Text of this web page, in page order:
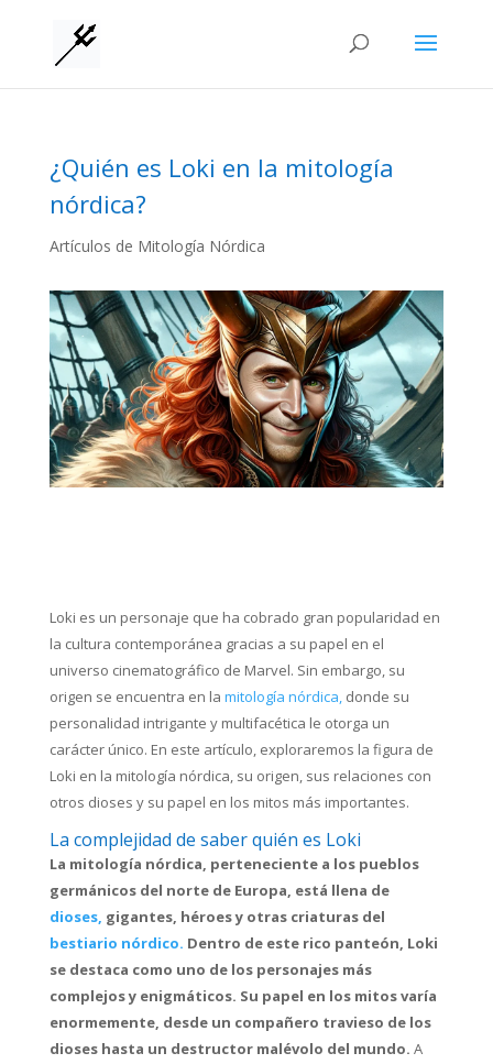
¿Quién es Loki en la mitología
nórdica?
Artículos de Mitología Nórdica
Loki es un personaje que ha cobrado gran popularidad en
la cultura contemporánea gracias a su papel en el
universo cinematográfico de Marvel. Sin embargo, su
origen se encuentra en la mitología nórdica,donde su
personalidad intrigante y multifacética le otorga un
carácter único. En este artículo, exploraremos la figura de
Loki en la mitología nórdica, su origen, sus relaciones con
otros dioses y su papel en los mitos más importantes.
La complejidad de saber quién es Loki
La mitología nórdica, perteneciente a los pueblos
germánicos del norte de Europa, está llena de
dioses, gigantes, héroes y otras criaturas del
bestiario nórdico. Dentro de este rico panteón, Loki
se destaca como uno de los personajes más
complejos y enigmáticos. Su papel en los mitos varía
enormemente, desde un compañero travieso de los
dioses hasta un destructor malévolo del mundo. A